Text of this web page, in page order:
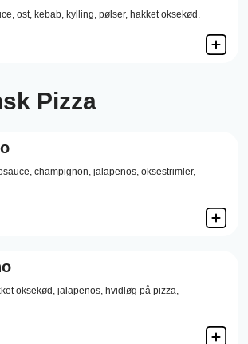
ost, kebab, kylling, pølser, hakket oksekød.
Pizza
champignon, jalapenos, oksestrimler,
oksekød, jalapenos, hvidløg på pizza,